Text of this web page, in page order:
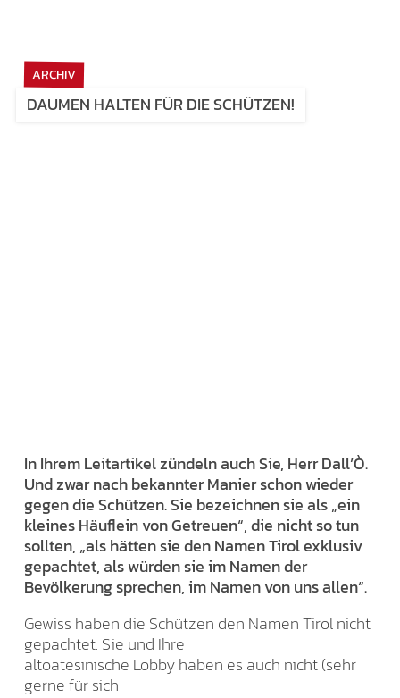
ARCHIV
DAUMEN HALTEN FÜR DIE SCHÜTZEN!
In Ihrem Leitartikel zündeln auch Sie, Herr Dall’Ò.
Und zwar nach bekannter Manier schon wieder
gegen die Schützen. Sie bezeichnen sie als „ein
kleines Häuflein von Getreuen“, die nicht so tun
sollten, „als hätten sie den Namen Tirol exklusiv
gepachtet, als würden sie im Namen der
Bevölkerung sprechen, im Namen von uns allen“.
Gewiss haben die Schützen den Namen Tirol nicht
gepachtet. Sie und Ihre
altoatesinische Lobby haben es auch nicht (sehr
gerne für sich